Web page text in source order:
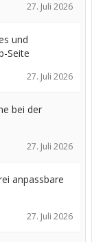
27. Juli 2026
und
Seite
27. Juli 2026
bei der
27. Juli 2026
anpassbare
27. Juli 2026